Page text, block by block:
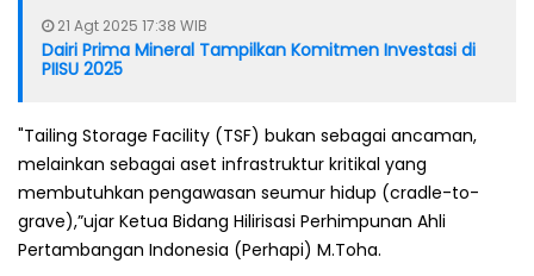
21 Agt 2025 17:38 WIB
Dairi Prima Mineral Tampilkan Komitmen Investasi di
PIISU 2025
"Tailing Storage Facility (TSF) bukan sebagai ancaman,
melainkan sebagai aset infrastruktur kritikal yang
membutuhkan pengawasan seumur hidup (cradle-to-
grave),”ujar Ketua Bidang Hilirisasi Perhimpunan Ahli
Pertambangan Indonesia (Perhapi) M.Toha.